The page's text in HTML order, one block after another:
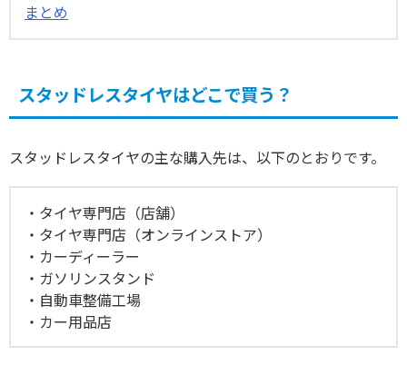
まとめ
スタッドレスタイヤはどこで買う？
スタッドレスタイヤの主な購入先は、以下のとおりです。
タイヤ専門店（店舗）
タイヤ専門店（オンラインストア）
カーディーラー
ガソリンスタンド
自動車整備工場
カー用品店